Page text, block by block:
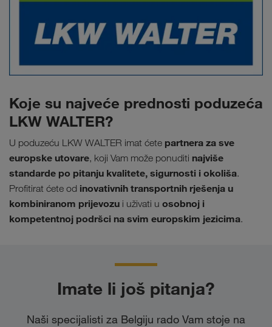
Koje su najveće prednosti poduzeća
LKW WALTER?
U poduzeću LKW WALTER imat ćete partnera za sve
europske utovare, koji Vam može ponuditi najviše
standarde po pitanju kvalitete, sigurnosti i okoliša.
Profitirat ćete od inovativnih transportnih rješenja u
kombiniranom prijevozu i uživati u osobnoj i
kompetentnoj podršci na svim europskim jezicima.
Imate li još pitanja?
Naši specijalisti za Belgiju rado Vam stoje na